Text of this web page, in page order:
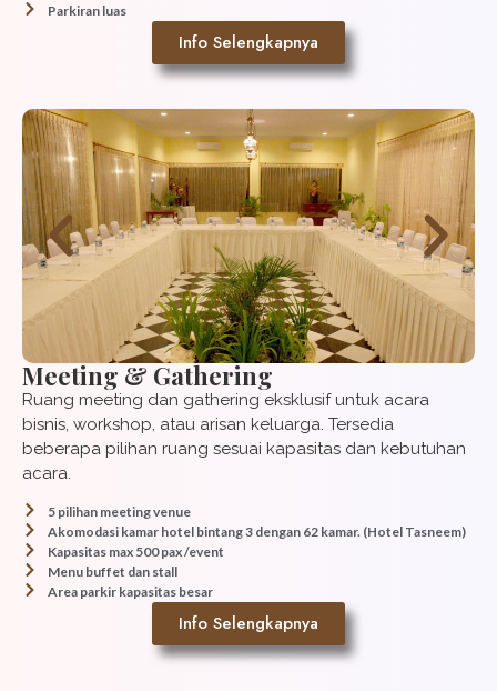
Parkiran luas
Info Selengkapnya
Meeting & Gathering
Ruang meeting dan gathering eksklusif untuk acara
bisnis, workshop, atau arisan keluarga. Tersedia
beberapa pilihan ruang sesuai kapasitas dan kebutuhan
acara.
5 pilihan meeting venue
Akomodasi kamar hotel bintang 3 dengan 62 kamar. (Hotel Tasneem)
Kapasitas max 500 pax /event
Menu buffet dan stall
Area parkir kapasitas besar
Info Selengkapnya